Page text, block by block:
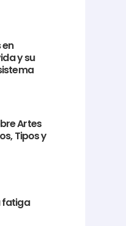
y su
Artes
Tipos y
fatiga